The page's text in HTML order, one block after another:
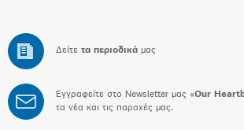
Δείτε τα περιοδικά μας
Εγγραφείτε στο Newsletter μας «Our
τα νέα και τις παροχές μας.